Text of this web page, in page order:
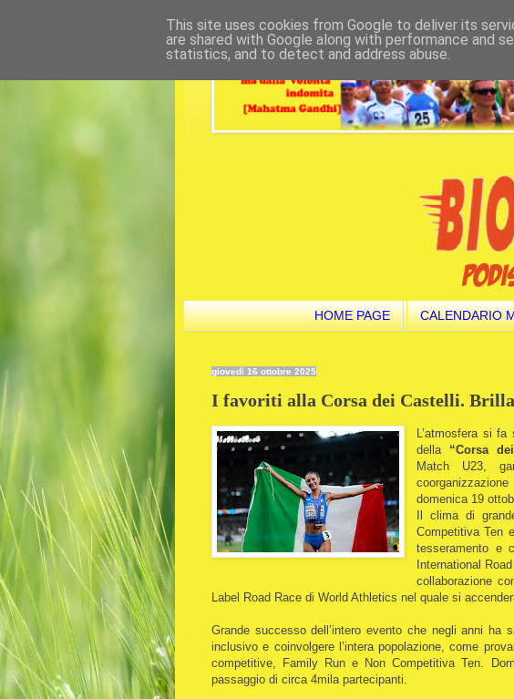
HOME PAGE CALENDARIO
giovedì 16 ottobre 2025
I favoriti alla Corsa dei Castelli.
L’atmosfera si
della “Corsa
Match U23,
domenica 19
Il clima di
Competitiva Ten
tesseramento e
International
collaborazione
Label Road Race di World Athletics nel quale si
Grande successo dell’intero evento che negli anni ha
inclusivo e coinvolgere l’intera popolazione, come
competitive, Family Run e Non Competitiva Ten.
passaggio di circa 4mila partecipanti.
This site uses cookies from Google to deliver its
are shared with Google along with performance and
statistics, and to detect and address abuse.